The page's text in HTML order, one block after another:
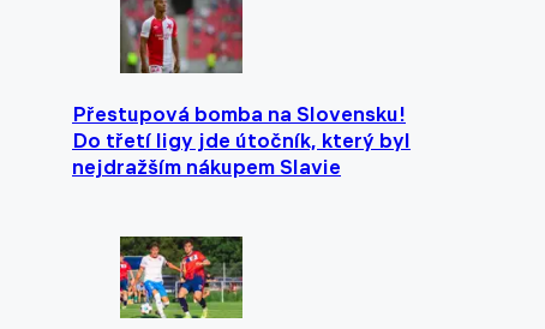
Přestupová bomba na Slovensku!
Do třetí ligy jde útočník, který byl
nejdražším nákupem Slavie